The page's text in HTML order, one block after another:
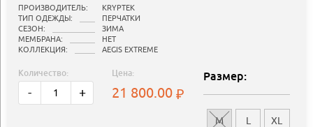
ПРОИЗВОДИТЕЛЬ:
KRYPTEK
ТИП ОДЕЖДЫ:
ПЕРЧАТКИ
СЕЗОН:
ЗИМА
МЕМБРАНА:
НЕТ
КОЛЛЕКЦИЯ:
AEGIS EXTREME
Количество:
- +
Цена:
21 800.00
Размер:
M L XL